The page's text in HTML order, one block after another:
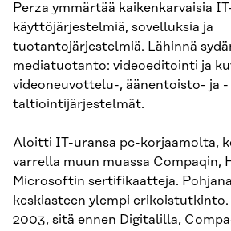
Perza ymmärtää kaikenkarvaisia
käyttöjärjestelmiä, sovelluksia ja
tuotantojärjestelmiä. Lähinnä
mediatuotanto: videoeditointi ja
videoneuvottelu-, äänentoisto- ja -
taltiointijärjestelmät.
Aloitti IT-uransa pc-korjaamolta,
varrella muun muassa Compaqin,
Microsoftin sertifikaatteja.
keskiasteen ylempi
2003, sitä ennen Digitalilla,